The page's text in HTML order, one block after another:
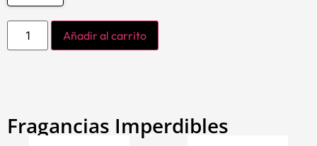
Añadir al carrito
Fragancias Imperdibles